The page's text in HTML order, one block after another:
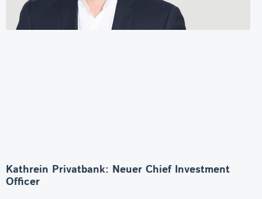
Kathrein Privatbank: Neuer Chief Investment
Officer